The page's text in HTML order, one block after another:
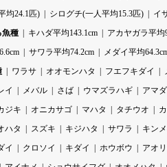
均24.1匹)
シログチ(一人平均15.3匹)
イ
魚種
キハダ平均143.1cm アカヤガラ平均
サワラ平均74.2cm
メダイ平均
ワラサ オオモンハタ フエフキダイ
イ メバル さば ウマズラハギ アマ
ジキ オニカサゴ マハタ タチウオ
ハタ スズキ キジハタ サワラ キン
イ クロソイ キダイ ホウボウ アオ